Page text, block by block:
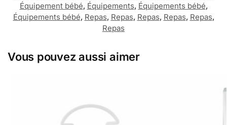
Équipement bébé, Équipements, Équipements bébé,
Équipements bébé, Repas, Repas, Repas, Repas, Repas,
Repas
Vous pouvez aussi aimer